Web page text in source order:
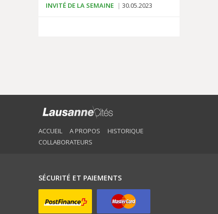
INVITÉ DE LA SEMAINE 30.05.2023
ACCUEIL A PROPOS
HISTORIQUE
COLLABORATEURS
SÉCURITÉ ET PAIEMENTS